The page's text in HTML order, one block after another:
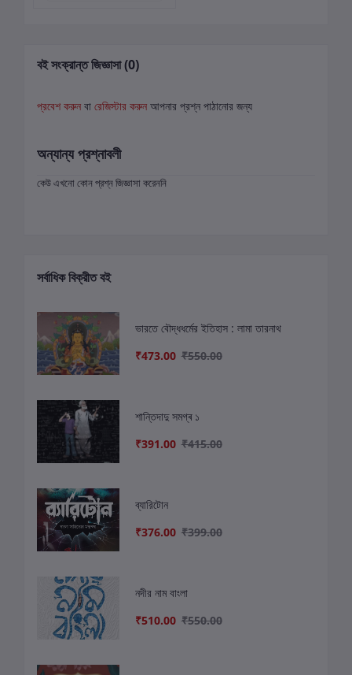
বই সংক্রান্ত জিজ্ঞাসা (0)
প্রবেশ করুন বা রেজিস্টার করুন আপনার প্রশ্ন পাঠানোর জন্য
অন্যান্য প্রশ্নাবলী
কেউ এখনো কোন প্রশ্ন জিজ্ঞাসা করেননি
সর্বাধিক বিক্রীত বই
ভারতে বৌদ্ধধর্মের ইতিহাস : লামা তারনাথ
₹473.00 ₹550.00
শান্তিদাদু সমগ্ৰ ১
₹391.00 ₹415.00
ব্যারিটোন
₹376.00 ₹399.00
নদীর নাম বাংলা
₹510.00 ₹550.00